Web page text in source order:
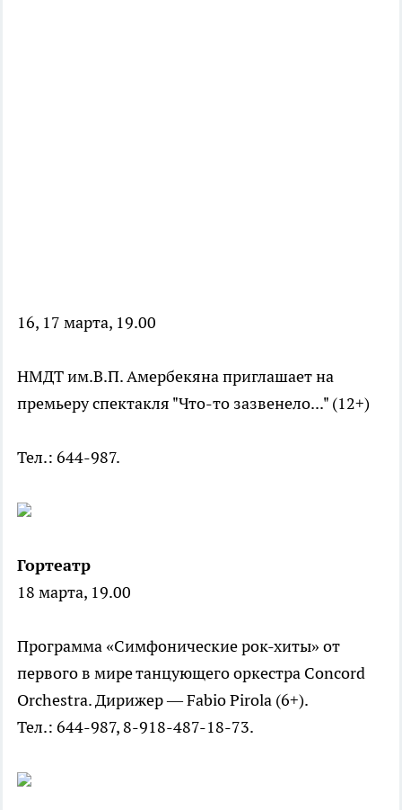
16, 17 марта, 19.00
НМДТ им.В.П. Амербекяна приглашает на
премьеру спектакля "Что-то зазвенело..." (12+)
Тел.: 644-987.
Гортеатр
18 марта, 19.00
Программа «Симфонические рок-хиты» от
первого в мире танцующего оркестра Concord
Orchestra. Дирижер — Fabio Pirola (6+).
Тел.: 644-987, 8-918-487-18-73.